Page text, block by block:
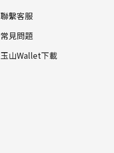
聯繫客服
常見問題
玉山Wallet下載